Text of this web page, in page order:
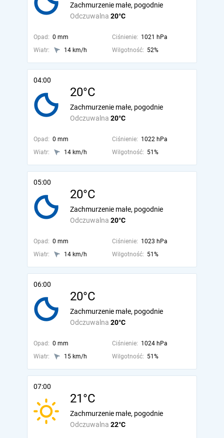
Odczuwalna 20°C
Zachmurzenie małe, pogodnie
Opad: 0 mm Ciśnienie: 1021 hPa
Wiatr:
14 km/h Wilgotność: 52%
04:00
20°C
Odczuwalna 20°C
Zachmurzenie małe, pogodnie
Opad: 0 mm Ciśnienie: 1022 hPa
Wiatr:
14 km/h Wilgotność: 51%
05:00
20°C
Odczuwalna 20°C
Zachmurzenie małe, pogodnie
Opad: 0 mm Ciśnienie: 1023 hPa
Wiatr:
14 km/h Wilgotność: 51%
06:00
20°C
Odczuwalna 20°C
Zachmurzenie małe, pogodnie
Opad: 0 mm Ciśnienie: 1024 hPa
Wiatr:
15 km/h Wilgotność: 51%
07:00
21°C
Odczuwalna 22°C
Zachmurzenie małe, pogodnie